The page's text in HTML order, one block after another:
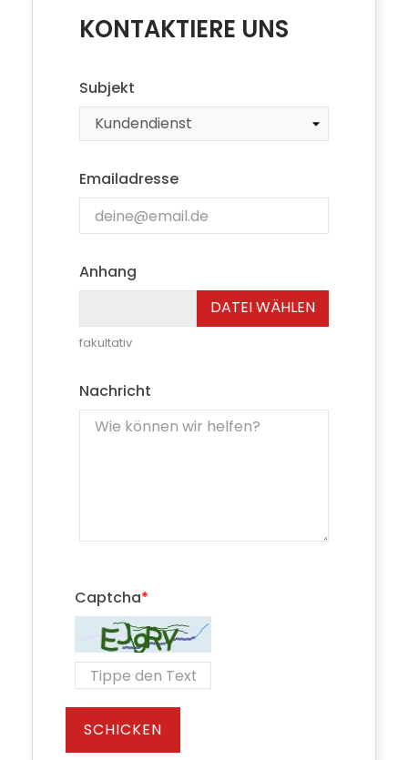
KONTAKTIERE UNS
Subjekt
Emailadresse
Anhang
DATEI WÄHLEN
fakultativ
Nachricht
Captcha